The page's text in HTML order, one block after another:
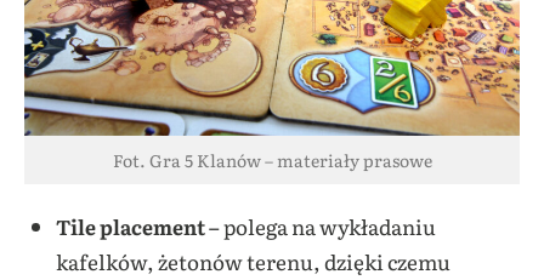
Fot. Gra 5 Klanów – materiały prasowe
Tile placement –polega na wykładaniu
kafelków, żetonów terenu, dzięki czemu